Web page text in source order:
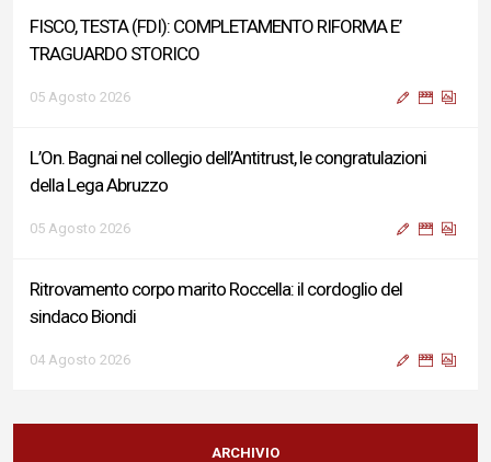
FISCO, TESTA (FDI): COMPLETAMENTO RIFORMA E’
TRAGUARDO STORICO
05 Agosto 2026
L’On. Bagnai nel collegio dell’Antitrust, le congratulazioni
della Lega Abruzzo
05 Agosto 2026
Ritrovamento corpo marito Roccella: il cordoglio del
sindaco Biondi
04 Agosto 2026
Reddito di Cittadinanza, Testa (FdI): Presentata interpellanza
su criticità persistenti ed effetti sulle politiche di sviluppo del
ARCHIVIO